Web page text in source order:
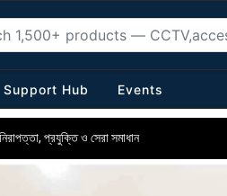
Support Hub Events
প্রযুক্তি ও সেরা সমাধান